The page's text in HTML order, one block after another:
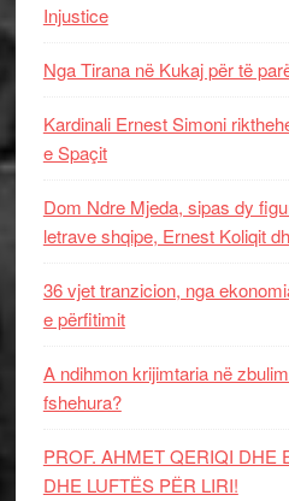
Injustice
Nga Tirana në Kukaj për të
Kardinali Ernest Simoni
e Spaçit
Dom Ndre Mjeda, sipas dy
letrave shqipe, Ernest Koliqit
36 vjet tranzicion, nga
e përfitimit
A ndihmon krijimtaria në
fshehura?
PROF. AHMET QERIQI DHE
DHE LUFTЁS PЁR LIRI!